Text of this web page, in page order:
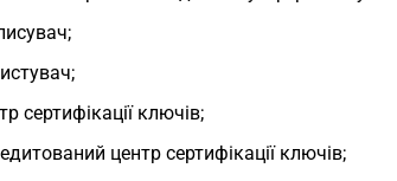
сертифікації ключів;
центр сертифікації ключів;